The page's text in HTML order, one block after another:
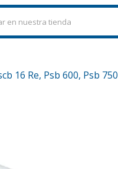
16 Re, Psb 600, Psb 750